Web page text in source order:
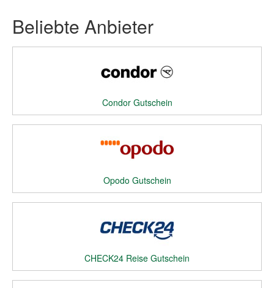
Beliebte Anbieter
Condor Gutschein
Opodo Gutschein
CHECK24 Reise Gutschein